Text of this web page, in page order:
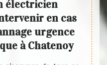
électricien
en cas
urgence
à Chatenoy